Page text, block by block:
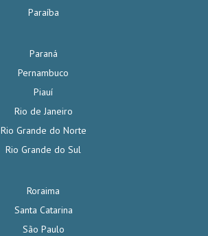
Paraíba
Paraná
Pernambuco
Piauí
Rio de Janeiro
Rio Grande do Norte
Rio Grande do Sul
Roraima
Santa Catarina
São Paulo